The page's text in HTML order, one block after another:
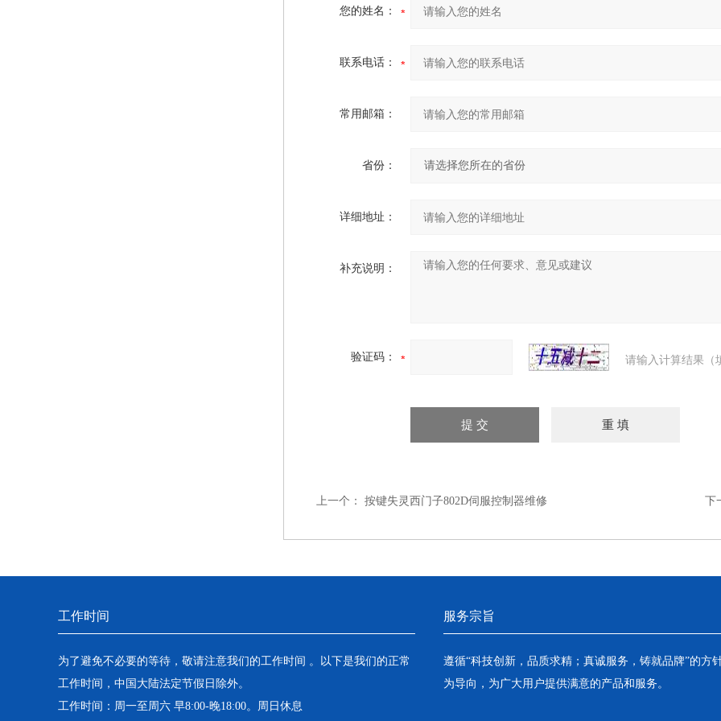
您的姓名：
联系电话：
常用邮箱：
省份：
详细地址：
补充说明：
验证码： 请输入计算结果（
上一个： 按键失灵西门子802D伺服控制器维修 下
工作时间
为了避免不必要的等待，敬请注意我们的工作时间 。以下是我们的正常
工作时间，中国大陆法定节假日除外。
工作时间：周一至周六 早8:00-晚18:00。周日休息
服务宗旨
遵循“科技创新，品质求精；真诚服务，铸就品牌”的方
为导向，为广大用户提供满意的产品和服务。